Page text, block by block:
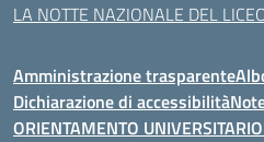
LA NOTTE NAZIONALE DEL
Amministrazione trasparente
Dichiarazione di accessibilità
ORIENTAMENTO UNIVERSITARIO